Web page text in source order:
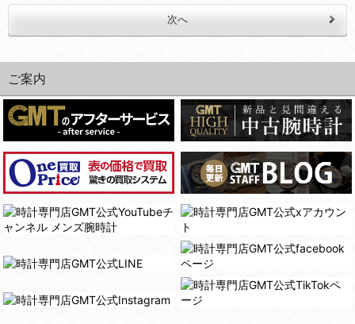
(2)法令等により開示を求められた場合。
(3)ご本人または公衆の生命、身体又は財産の保護のために必要がある場合であって、本人の同意を得ることが困難であるとき。
(4)国の機関若しくは地方公共団体又はその委託を受けた者が法令の定める事務を遂行することに対して協力する必要がある場合であって、本人の同意を得ることにより当該事務の遂行に支障を及ぼすおそれがあるとき。
(5)業務を円滑に進めるために、外部業者に個人データの一部又は全部の処理を委託する場合（ただし、委託する場合は委託した個人データの安全管理が図られるように、委託先に対する必要かつ適切な監督を行ないます）。
４．ご提供の任意性
５．ご本人が容易に知覚できない方法による個人情報の取得
また利用者の統計的分析のため、または掲載された広告にクッキーを使用する場合があります。
ご案内